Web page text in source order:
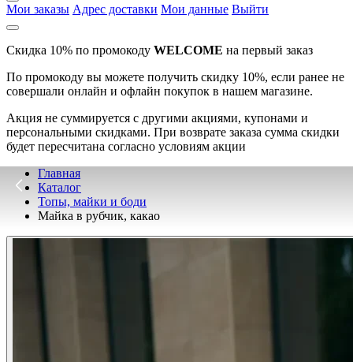
Мои заказы Адрес доставки Мои данные Выйти
Скидка 10% по промокоду WELCOME на первый заказ
По промокоду вы можете получить скидку 10%, если ранее не
совершали онлайн и офлайн покупок в нашем магазине.
Акция не суммируется с другими акциями, купонами и
персональными скидками. При возврате заказа сумма скидки
будет пересчитана согласно условиям акции
Главная
Каталог
Топы, майки и боди
Майка в рубчик, какао